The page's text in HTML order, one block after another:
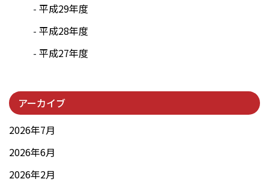
平成29年度
平成28年度
平成27年度
アーカイブ
2026年7月
2026年6月
2026年2月